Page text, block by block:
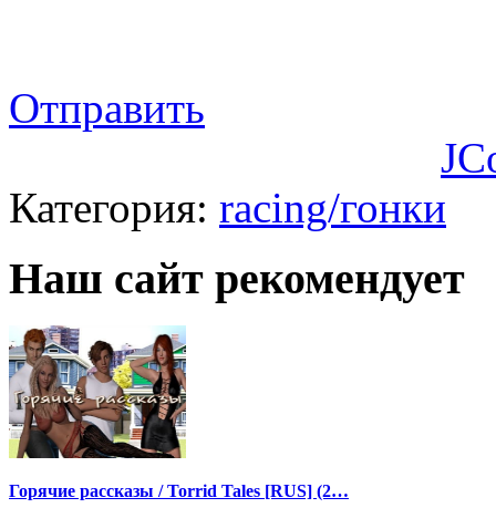
Отправить
Категория: racing/гонки
Наш сайт рекомендует
Горячие рассказы / Torrid Tales [RUS] (2…